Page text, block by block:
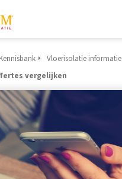
Vloerisolatie informatie
vergelijken